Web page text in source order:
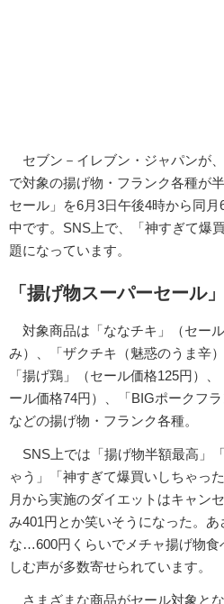
セブン－イレブン・ジャパンが
で対象の揚げ物・フランク各種が
セール」を6月3日午後4時から同
中です。SNS上で、「神すぎて爆
題になっています。
「揚げ物スーパーセール
対象商品は「ななチキ」（セー
み）、「ザクチキ（魅惑のうま辛
「揚げ鶏」（セール価格125円）
ール価格74円）、「BIGポークフ
などの揚げ物・フランク各種。
SNS上では「揚げ物半額最高」
ゃう」「神すぎて爆買いしちゃっ
月から実施のダイエットはキャン
み401円とか笑いそうになった。
な…600円くらいでメチャ揚げ物食
しむ声が多数寄せられています。
さまざまな商品がセール対象と